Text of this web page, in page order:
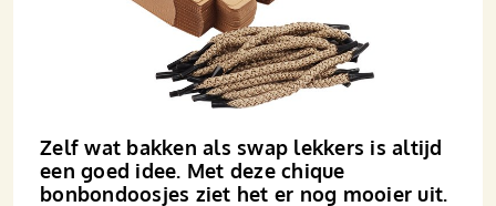
Zelf wat bakken als swap lekkers is altijd
een goed idee. Met deze chique
bonbondoosjes ziet het er nog mooier uit.